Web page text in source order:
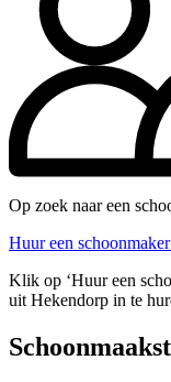
Op zoek naar een
Huur een
Klik op ‘Huur een
uit Hekendorp in te